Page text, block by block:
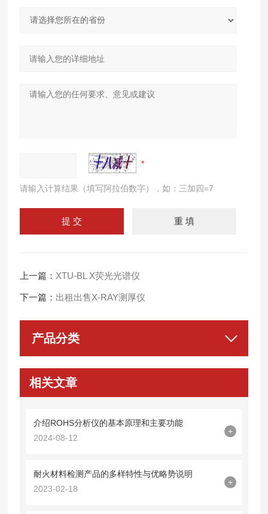
请输入计算结果（填写阿拉伯数字），如：三加四=7
上一篇： XTU-BL X荧光光谱仪
下一篇： 出租出售X-RAY测厚仪
产品分类
相关文章
介绍ROHS分析仪的基本原理和主要功能
2024-08-12
+
耐火材料检测产品的多样特性与优略势说明
2023-02-18
+